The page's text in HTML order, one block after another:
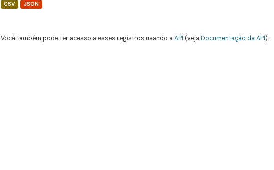
CSV JSON
Você também pode ter acesso a esses registros usando a API (veja Documentação da API).